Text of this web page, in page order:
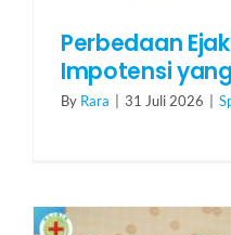
Perbedaan
Impotensi
By Rara 31 Juli 2026